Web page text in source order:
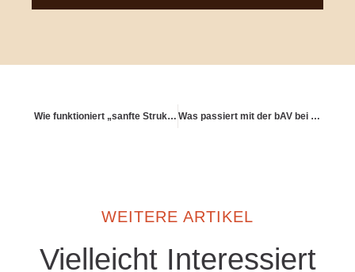
Wie funktioniert „sanfte Struktur“ in der Vorsorgeplanung? Was passiert mit der bAV bei Jobwechsel?
WEITERE ARTIKEL
Vielleicht Interessiert